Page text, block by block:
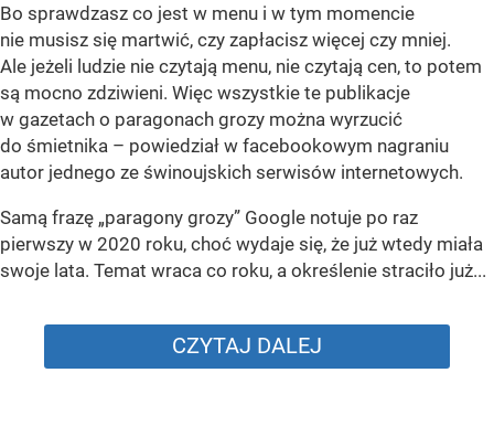
Bo sprawdzasz co jest w menu i w tym momencie
nie musisz się martwić, czy zapłacisz więcej czy mniej.
Ale jeżeli ludzie nie czytają menu, nie czytają cen, to potem
są mocno zdziwieni. Więc wszystkie te publikacje
w gazetach o paragonach grozy można wyrzucić
do śmietnika – powiedział w facebookowym nagraniu
autor jednego ze świnoujskich serwisów internetowych.
Samą frazę „paragony grozy” Google notuje po raz
pierwszy w 2020 roku, choć wydaje się, że już wtedy miała
swoje lata. Temat wraca co roku, a określenie straciło już...
CZYTAJ DALEJ